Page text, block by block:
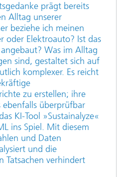
prägt bereits
Alltag unserer
beziehe ich meinen
oder Elektroauto? Ist das
Was im Alltag
sind, gestaltet sich auf
komplexer. Es reicht
zu erstellen; ihre
ebenfalls überprüfbar
KI-Tool »Sustainalyze«
ins Spiel. Mit diesem
und Daten
und die
Tatsachen verhindert